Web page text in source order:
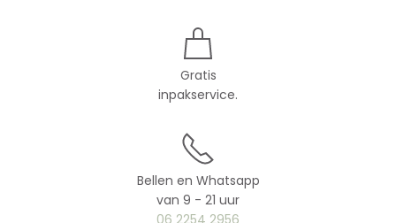
Gratis
inpakservice.
Bellen en Whatsapp
van 9 - 21 uur